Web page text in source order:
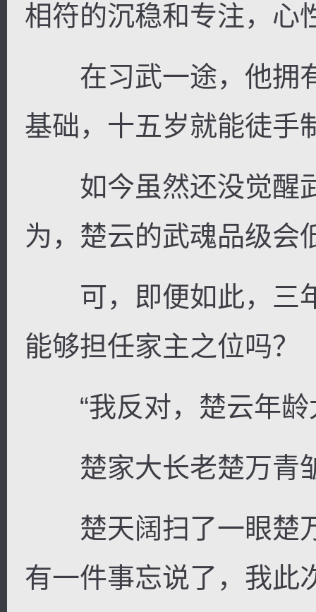
相符的沉稳和专注，心
在习武一途，他拥
基础，十五岁就能徒手
如今虽然还没觉醒
为，楚云的武魂品级会
可，即便如此，三
能够担任家主之位吗？
“我反对，楚云年龄
楚家大长老楚万青
楚天阔扫了一眼楚万
有一件事忘说了，我此